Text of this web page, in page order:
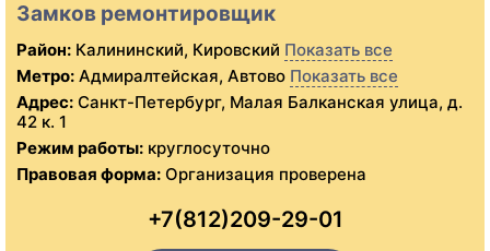
Замков ремонтировщик
Район: Калининский, Кировский Показать все
Метро: Адмиралтейская, Автово Показать все
Адрес: Санкт-Петербург, Малая Балканская улица, д.
42 к. 1
Режим работы: круглосуточно
Правовая форма: Организация проверена
+7(812)209-29-01